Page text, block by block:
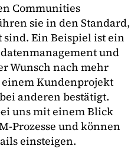
Communities
sie in den Standard,
Ein Beispiel ist ein
und
Wunsch nach mehr
Kundenprojekt
anderen bestätigt.
uns mit einem Blick
Prozesse und können
einsteigen.